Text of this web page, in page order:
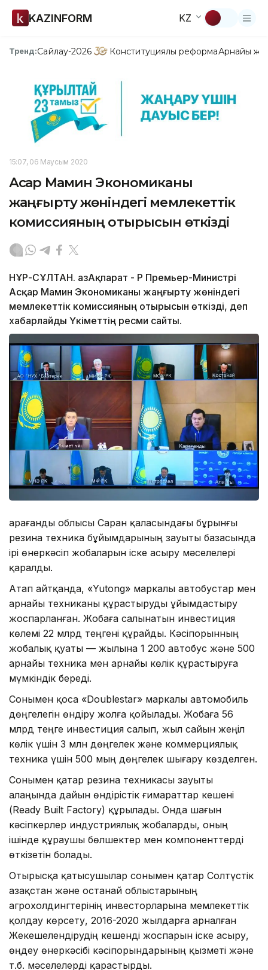
KAZINFORM KZ
Тренд:Сайлау-2026 Конституциялық реформаАрнайы
15:07, 06 Маусым 2020
Асқар Мамин Экономиканы
жаңғырту жөніндегі мемлекеттік
комиссияның отырысын өткізді
НҰР-СҰЛТАН. ҚазАқпарат - ҚР Премьер-Министрі
Асқар Мамин Экономиканы жаңғырту жөніндегі
мемлекеттік комиссияның отырысын өткізді, деп
хабарлайды Үкіметтің ресми сайты.
Қарағанды облысы Саран қаласындағы бұрынғы
резина техника бұйымдарының зауыты базасында
ірі өнеркәсіп жобаларын іске асыру мәселелері
қаралды.
Атап айтқанда, «Yutong» маркалы автобустар мен
арнайы техниканы құрастыруды ұйымдастыру
жоспарланған. Жобаға салынатын инвестиция
көлемі 22 млрд теңгені құрайды. Кәсіпорынның
жобалық қуаты — жылына 1 200 автобус және 500
арнайы техника мен арнайы көлік құрастыруға
мүмкіндік береді.
Сонымен қоса «Doublestar» маркалы автомобиль
дөңгелегін өндіру жолға қойылады. Жобаға 56
млрд теңге инвестиция салып, жыл сайын жеңіл
көлік үшін 3 млн дөңгелек және коммерциялық
техника үшін 500 мың дөңгелек шығару көзделген.
Сонымен қатар резина техникасы зауыты
алаңында дайын өндірістік ғимараттар кешені
(Ready Built Factory) құрылады. Онда шағын
кәсіпкерлер индустриялық жобаларды, оның
ішінде құраушы бөлшектер мен компоненттерді
өткізетін болады.
Отырысқа қатысушылар сонымен қатар Солтүстік
Қазақстан және Қостанай облыстарының
агрохолдингтерінің инвесторларына мемлекеттік
қолдау көрсету, 2016-2020 жылдарға арналған
Жекешелендірудің кешенді жоспарын іске асыру,
өңдеу өнеркәсібі кәсіпорындарының қызметі және
т.б. мәселелерді қарастырды.